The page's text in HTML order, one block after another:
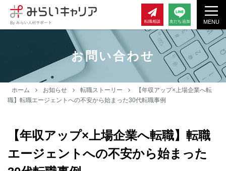
MENU
転職相談 友だち追加
お問い合わせ
ホーム お知らせ 転職ストーリー
【年収アップ×上場企業へ転
職】転職エージェントへの不安から始まった30代転職事例
【年収アップ×上場企業へ転職】転職
エージェントへの不安から始まった